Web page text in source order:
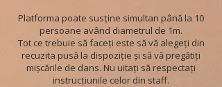
Platforma poate susține simultan până la 10
persoane având diametrul de 1m.
Tot ce trebuie să faceți este să vă alegeți din
recuzita pusă la dispoziție și să vă pregătiți
mișcările de dans. Nu uitați să respectați
instrucțiunile celor din staff.